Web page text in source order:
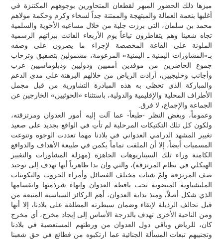
ميزها ذلك الحضور المبهر لقطعان المتحاورين بوجوههم المكتنزة في
أغلبها بنعمة العمالة والمبتهجة والممتنة جداً لسخاء وكرم وحكمة مولاهم
محمد بن سلمان، التي برزت جلية من خلال مساعيه الأخوية والسلمية
تجاه شعبنا وهم يتقاطرون تباعاً يوم الأربعاء الفائت ببزاتهم الرسمية
الملونة على القاعة المخصصة لإجراء ما يصرون على وصفه
بـ»المشاورات اليمنية ـ اليمنية» المزعومة، مشمولين بتصفيق وترحاب
جموع الحاضرين من موفدين أمميين ودوليين ودبلوماسيين عرب
وأجانب وخليجيين، أرادت الرياض من خلالهم البرهنة على مدى الدعم
والمباركة الذي تحظى به هذه المبادرة التشاورية من قبل مجمل
الأطراف المحلية والإقليمية والدولية، باستثناء «الحوثيين» الخارجين عن
الجماعة والإجماع، لا فرق.
وعموماً، وبغض النظر -طبعاً- عما آلت إليه أمور العدوان ومرتزقته،
ولكون كل تلك التكتيكات المرحلية لم تأتِ في الواقع بجديد على صعيد
تغيير المشهد الدرامي العدواني في بلادنا مهما تعددت الوجوه وتنوعت
المسميات أيضاً، إلا أن الملفت تماماً يكمن في طبيعة الأهداف والدوافع
الكامنة وراء تلك السيناريوهات الجاهزة (مهزلة المشاورات والتغيير
الهيكلي في نظام المرتزقة)، والتي وإن بدا ظاهرياً أنها تهدف إلى توحيد
صف المرتزقة ولمّ شتات مختلف الفصائل وأمراء الحروب والتكوينات
المليشياوية المنضوية تحت يافطة العدوان وإنهاء شرذمتها وانقسامها
الذي شكل أصلاً، ومنذ بداية العدوان، أهم الركائز السياسية المتبعة من
قبل تحالف الرذيلة لإبقاء وضمان سيطرته المطلقة على بلادنا، إلا أنها
ومن الناحية الأخرى تهدف بالدرجة الأساس إلى إيجاد مخرج، أي مخرج
كان، للرياض وباقي دول العدوان من ورطتهم المستعصية في بلادنا
وتجنيبهم تبعات المسألة الجنائية عما ارتكبوه من فظائع في حق شعبنا